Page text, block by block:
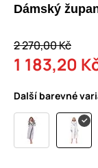
Dámský
2 270,00 Kč
1 183,20
Další barevné